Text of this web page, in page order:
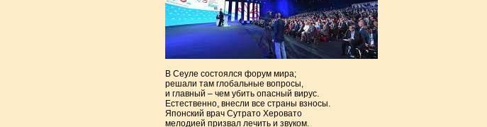
В Сеуле состоялся форум мира;
решали там глобальные вопросы,
и главный – чем убить опасный вирус.
Естественно, внесли все страны взносы.
Японский врач Сутрато Херовато
мелодией призвал лечить и звуком.